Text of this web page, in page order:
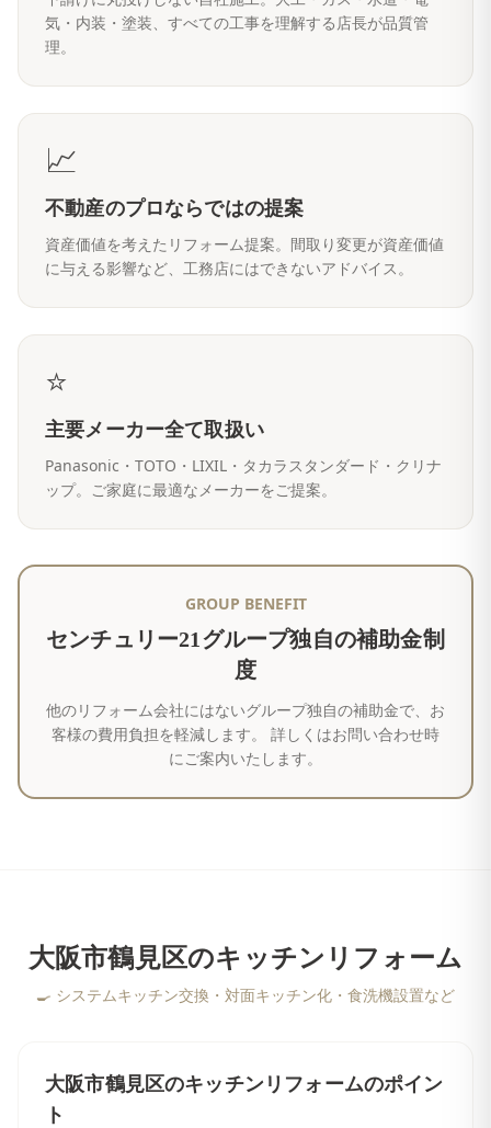
気・内装・塗装、すべての工事を理解する店長が品質管
理。
📈
不動産のプロならではの提案
資産価値を考えたリフォーム提案。間取り変更が資産価値
に与える影響など、工務店にはできないアドバイス。
⭐
主要メーカー全て取扱い
Panasonic・TOTO・LIXIL・タカラスタンダード・クリナ
ップ。ご家庭に最適なメーカーをご提案。
GROUP BENEFIT
センチュリー21グループ独自の補助金制
度
他のリフォーム会社にはないグループ独自の補助金で、お
客様の費用負担を軽減します。 詳しくはお問い合わせ時
にご案内いたします。
大阪市鶴見区のキッチンリフォーム
🍳 システムキッチン交換・対面キッチン化・食洗機設置など
大阪市鶴見区のキッチンリフォームのポイン
ト